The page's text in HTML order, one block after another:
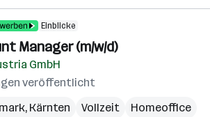
Einblicke
Manager (m/w/d)
GmbH
veröffentlicht
, Kärnten Vollzeit
Homeoffice